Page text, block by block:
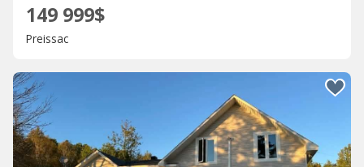
149 999$
Preissac